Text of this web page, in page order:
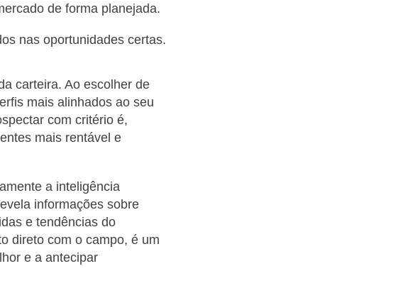
de forma planejada.
nas oportunidades certas.
carteira. Ao escolher de
mais alinhados ao seu
com critério é,
mais rentável e
a inteligência
informações sobre
e tendências do
direto com o campo, é um
e a antecipar